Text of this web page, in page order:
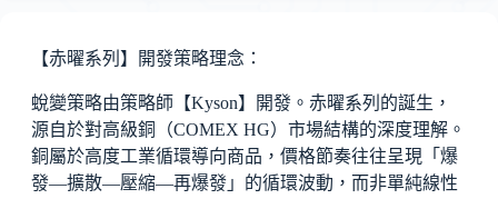
【赤曜系列】開發策略理念：
蛻變策略由策略師【Kyson】開發。赤曜系列的誕生，
源自於對高級銅（COMEX HG）市場結構的深度理解。
銅屬於高度工業循環導向商品，價格節奏往往呈現「爆
發—擴散—壓縮—再爆發」的循環波動，而非單純線性